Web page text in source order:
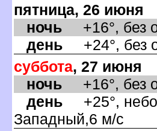
пятница, 26 июня
ночь +16°, без
день +24°, без
суббота, 27 июня
ночь +16°, без
день +25°,
Западный,6 м/с